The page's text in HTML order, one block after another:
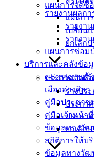
รายงานผลก
รายงา
รายงา
แผนการซ่อม
บริการและคลังข้อ
e-Service ขอ
เมืองอ่างศิลา
คู่มือประชาช
คู่มือเจ้าหน้าที่
ข้อมูลทางวัฒ
สถิติการให้บ
ข้อมูลทางวัฒ
แผนการจัดซื้
แผนกา
เปลี่ยน
ยกเลิก
ประกาศจัดซื้
ร่างปร
ประกา
ประกา
ยกเลิก
สายตรง
นายก
ประวัติ
เทศบาล
ผู้บริหาร
และ
หัวหน้า
ส่วน
ราชการ